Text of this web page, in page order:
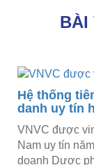
BÀI
Hệ thống
danh uy tín
VNVC được
Nam uy tín
doanh Dược